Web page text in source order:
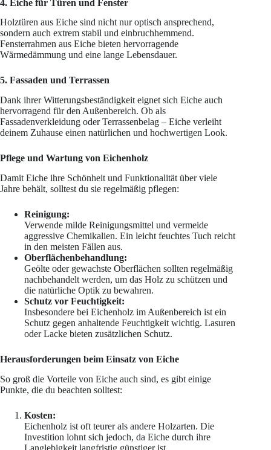
4. Eiche für Türen und Fenster
Holztüren aus Eiche sind nicht nur optisch ansprechend,
sondern auch extrem stabil und einbruchhemmend.
Fensterrahmen aus Eiche bieten hervorragende
Wärmedämmung und eine lange Lebensdauer.
5. Fassaden und Terrassen
Dank ihrer Witterungsbeständigkeit eignet sich Eiche auch
hervorragend für den Außenbereich. Ob als
Fassadenverkleidung oder Terrassenbelag – Eiche verleiht
deinem Zuhause einen natürlichen und hochwertigen Look.
Pflege und Wartung von Eichenholz
Damit Eiche ihre Schönheit und Funktionalität über viele
Jahre behält, solltest du sie regelmäßig pflegen:
Reinigung:
Verwende milde Reinigungsmittel und vermeide
aggressive Chemikalien. Ein leicht feuchtes Tuch reicht
in den meisten Fällen aus.
Oberflächenbehandlung:
Geölte oder gewachste Oberflächen sollten regelmäßig
nachbehandelt werden, um das Holz zu schützen und
die natürliche Optik zu bewahren.
Schutz vor Feuchtigkeit:
Insbesondere bei Eichenholz im Außenbereich ist ein
Schutz gegen anhaltende Feuchtigkeit wichtig. Lasuren
oder Lacke bieten zusätzlichen Schutz.
Herausforderungen beim Einsatz von Eiche
So groß die Vorteile von Eiche auch sind, es gibt einige
Punkte, die du beachten solltest:
Kosten:
Eichenholz ist oft teurer als andere Holzarten. Die
Investition lohnt sich jedoch, da Eiche durch ihre
Langlebigkeit langfristig günstiger ist.